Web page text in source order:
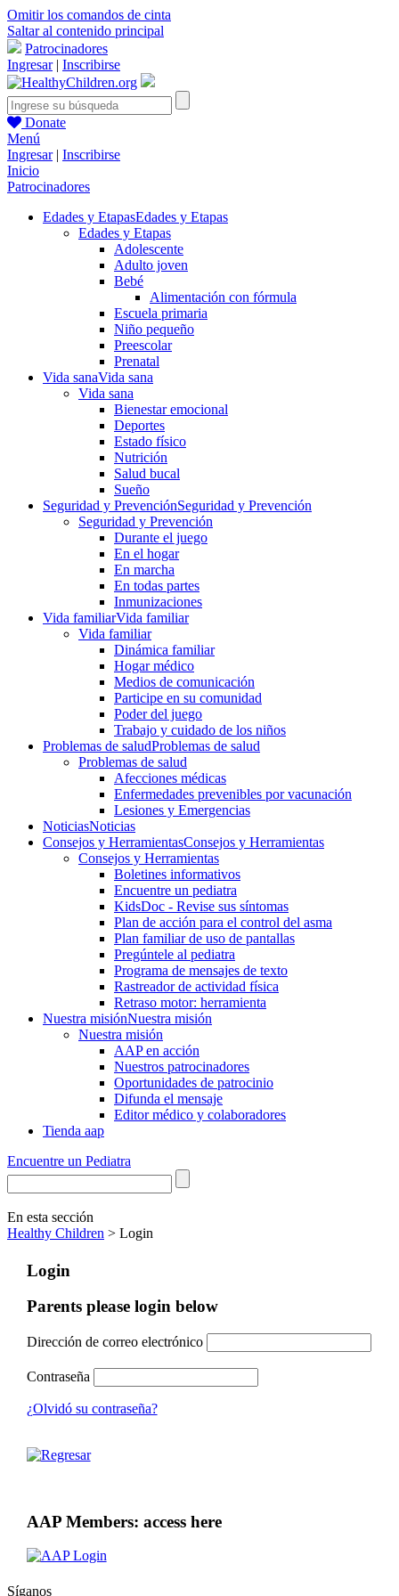
Omitir los comandos de cinta
Saltar al contenido principal
Patrocinadores
Ingresar| Inscribirse
Donate
Menú
Ingresar| Inscribirse
Inicio
Patrocinadores
Edades y EtapasEdades y Etapas
Edades y Etapas
Adolescente
Adulto joven
Bebé
Alimentación con fórmula
Escuela primaria
Niño pequeño
Preescolar
Prenatal
Vida sanaVida sana
Vida sana
Bienestar emocional
Deportes
Estado físico
Nutrición
Salud bucal
Sueño
Seguridad y PrevenciónSeguridad y Prevención
Seguridad y Prevención
Durante el juego
En el hogar
En marcha
En todas partes
Inmunizaciones
Vida familiarVida familiar
Vida familiar
Dinámica familiar
Hogar médico
Medios de comunicación
Participe en su comunidad
Poder del juego
Trabajo y cuidado de los niños
Problemas de saludProblemas de salud
Problemas de salud
Afecciones médicas
Enfermedades prevenibles por vacunación
Lesiones y Emergencias
NoticiasNoticias
Consejos y HerramientasConsejos y Herramientas
Consejos y Herramientas
Boletines informativos
Encuentre un pediatra
KidsDoc - Revise sus síntomas
Plan de acción para el control del asma
Plan familiar de uso de pantallas
Pregúntele al pediatra
Programa de mensajes de texto
Rastre​​ador de activida​d física
Retraso motor: herramienta
Nuestra misiónNuestra misión
Nuestra misión
AAP en acción
Nuestros patrocinadores
Oportunidades de patrocinio
Difunda el mensaje
Editor médico y colaboradores
Tienda aap
Encuentre un Pediatra
En esta sección
Healthy Children > Login
Login
Parents please login below
Dirección de correo electrónico
Contraseña
¿Olvidó su contraseña?
AAP Members: access here
Síganos